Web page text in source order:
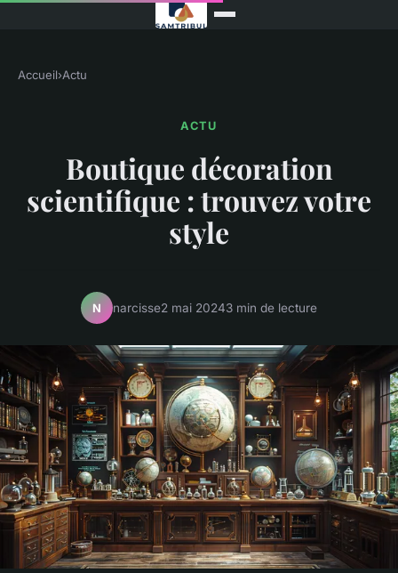
Accueil›Actu
ACTU
Boutique décoration
scientifique : trouvez votre
style
N narcisse2 mai 20243 min de lecture